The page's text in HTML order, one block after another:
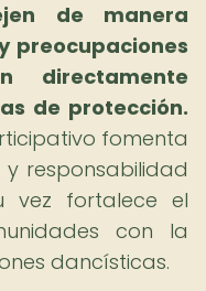
de manera
preocupaciones
directamente
de protección.
fomenta
responsabilidad
vez fortalece el
con la
dancísticas.